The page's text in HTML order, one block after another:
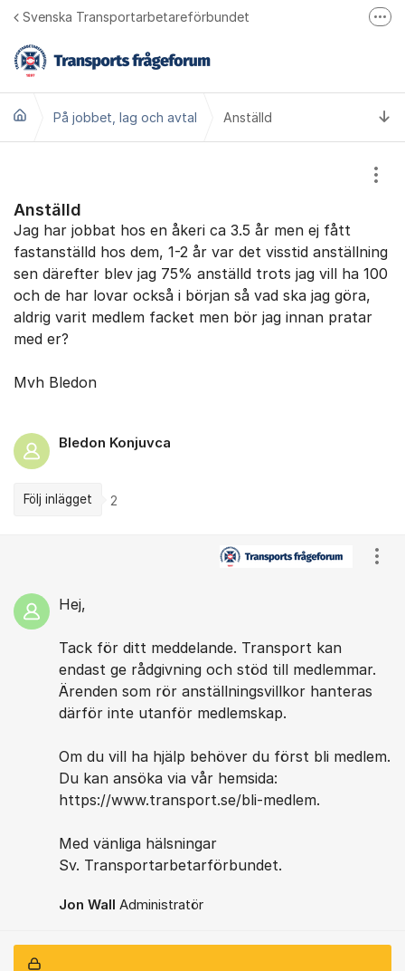
Hoppa till innehåll
Svenska Transportarbetareförbundet
Transport på Facebook
På jobbet, lag och avtal Anställd
Anställd
Jag har jobbat hos en åkeri ca 3.5 år men ej fått
fastanställd hos dem, 1-2 år var det visstid anställning
sen därefter blev jag 75% anställd trots jag vill ha 100
och de har lovar också i början så vad ska jag göra,
aldrig varit medlem facket men bör jag innan pratar
med er?
Mvh Bledon
Bledon Konjuvca
Följ inlägget 2
Hej,
Tack för ditt meddelande. Transport kan
endast ge rådgivning och stöd till medlemmar.
Ärenden som rör anställningsvillkor hanteras
därför inte utanför medlemskap.
Om du vill ha hjälp behöver du först bli medlem.
Du kan ansöka via vår hemsida:
https://www.transport.se/bli-medlem.
Med vänliga hälsningar
Sv. Transportarbetarförbundet.
Jon Wall Administratör